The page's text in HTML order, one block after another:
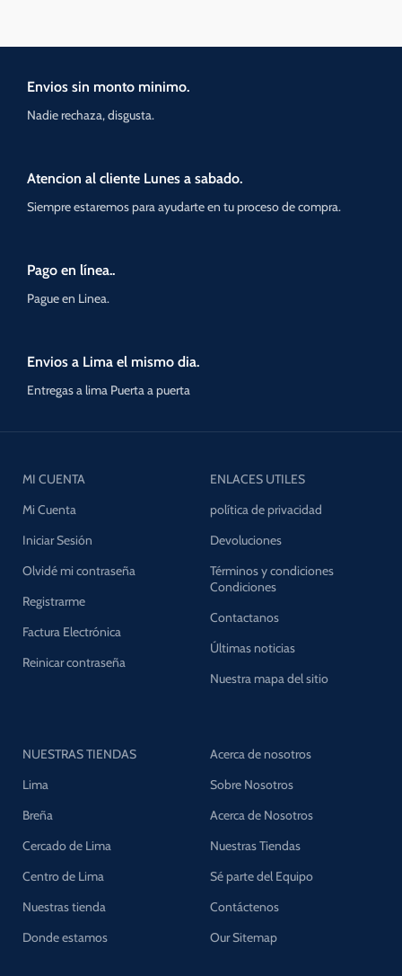
Envios sin monto minimo.
Nadie rechaza, disgusta.
Atencion al cliente Lunes a sabado.
Siempre estaremos para ayudarte en tu proceso de compra.
Pago en línea..
Pague en Linea.
Envios a Lima el mismo dia.
Entregas a lima Puerta a puerta
MI CUENTA
Mi Cuenta
Iniciar Sesión
Olvidé mi contraseña
Registrarme
Factura Electrónica
Reinicar contraseña
ENLACES UTILES
política de privacidad
Devoluciones
Términos y condiciones
Condiciones
Contactanos
Últimas noticias
Nuestra mapa del sitio
NUESTRAS TIENDAS
Lima
Breña
Cercado de Lima
Centro de Lima
Nuestras tienda
Donde estamos
Acerca de nosotros
Sobre Nosotros
Acerca de Nosotros
Nuestras Tiendas
Sé parte del Equipo
Contáctenos
Our Sitemap